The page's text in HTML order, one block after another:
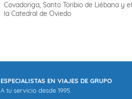
Covadonga, Santo Toribio de Liébana y
la Catedral de Oviedo
ESPECIALISTAS EN VIAJES DE GRUPO
A tu servicio desde 1995.